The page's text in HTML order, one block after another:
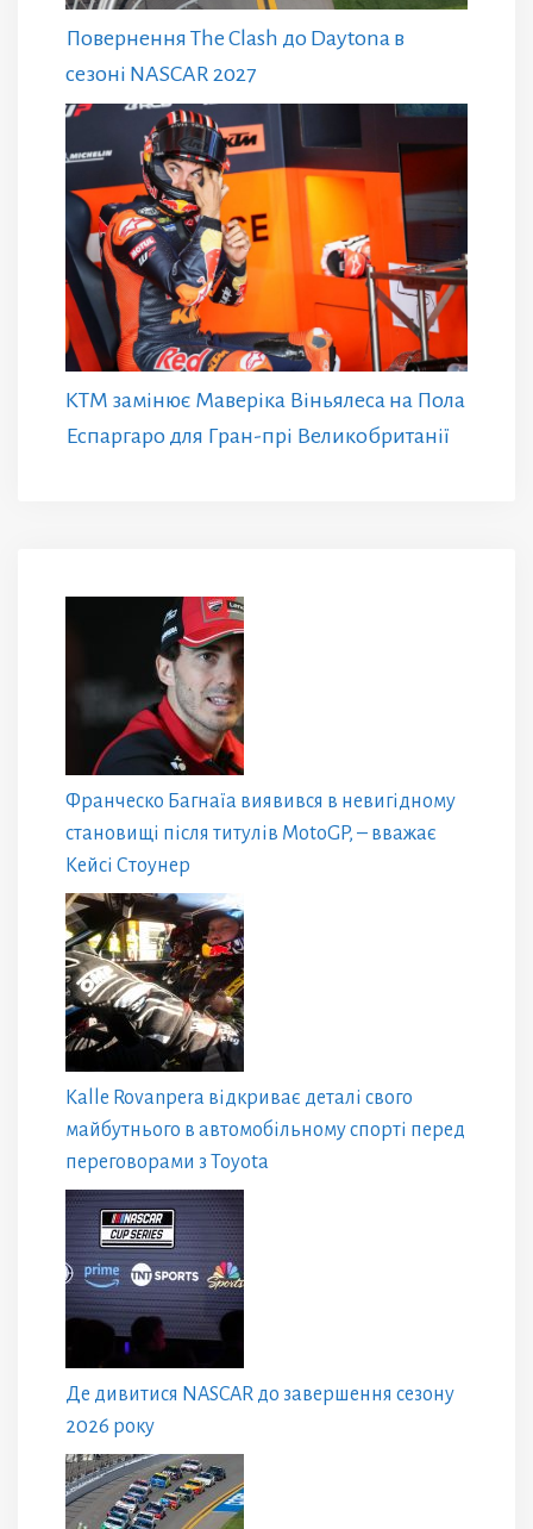
Повернення The Clash до Daytona в
сезоні NASCAR 2027
KTM замінює Маверіка Віньялеса на Пола
Еспаргаро для Гран-прі Великобританії
Франческо Багнаїа виявився в невигідному
становищі після титулів MotoGP, – вважає
Кейсі Стоунер
Kalle Rovanpera відкриває деталі свого
майбутнього в автомобільному спорті перед
переговорами з Toyota
Де дивитися NASCAR до завершення сезону
2026 року